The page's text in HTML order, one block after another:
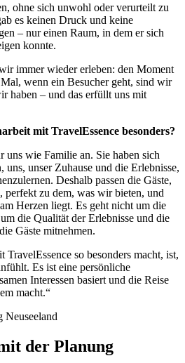
ohne sich unwohl oder verurteilt zu
es keinen Druck und keine
– nur einen Raum, in dem er sich
konnte.
immer wieder erleben: den Moment
Mal, wenn ein Besucher geht, sind wir
haben – und das erfüllt uns mit
mit TravelEssence besonders?
uns wie Familie an. Sie haben sich
unser Zuhause und die Erlebnisse,
Deshalb passen die Gäste,
perfekt zu dem, was wir bieten, und
Herzen liegt. Es geht nicht um die
die Qualität der Erlebnisse und die
Gäste mitnehmen.
TravelEssence so besonders macht, ist,
Es ist eine persönliche
Interessen basiert und die Reise
macht.“
Neuseeland
der Planung